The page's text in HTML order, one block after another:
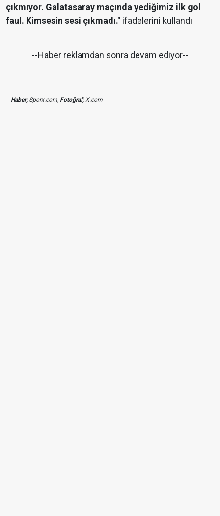
çıkmıyor. Galatasaray maçında yediğimiz ilk gol
faul. Kimsesin sesi çıkmadı." ifadelerini kullandı.
--Haber reklamdan sonra devam ediyor--
Haber;Sporx.com, Fotoğraf;X.com